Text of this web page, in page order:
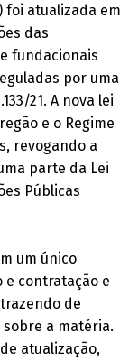
foi atualizada em
das
fundacionais
por uma
21. A nova lei
e o Regime
revogando a
parte da Lei
Públicas
um único
e contratação e
de
a matéria.
atualização,